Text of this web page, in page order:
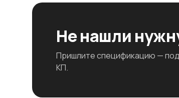
Не нашли
Пришлите спецификацию —
КП.